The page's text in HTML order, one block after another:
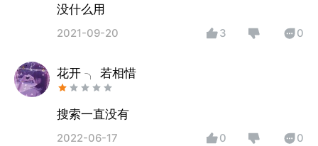
没什么用
2021-09-20 3 0
花开 ╮ 若相惜
搜索一直没有
2022-06-17 0 0